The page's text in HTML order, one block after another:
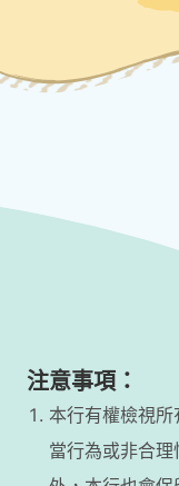
注意事項：
本行有權檢視
當行為或非合